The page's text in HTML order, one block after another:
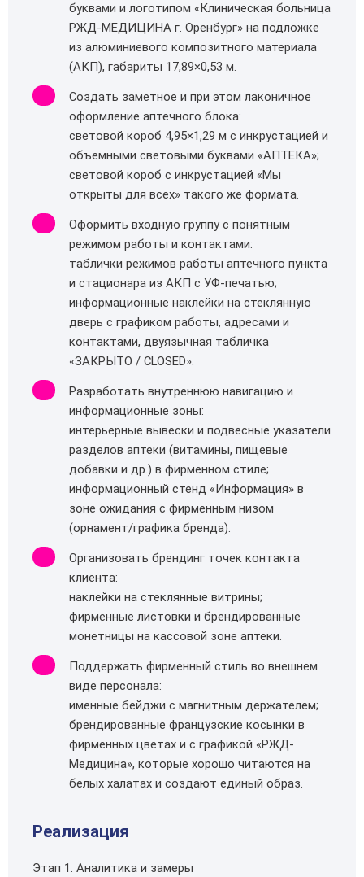
буквами и логотипом «Клиническая больница
РЖД-МЕДИЦИНА г. Оренбург» на подложке
из алюминиевого композитного материала
(АКП), габариты 17,89×0,53 м.
Создать заметное и при этом лаконичное
оформление аптечного блока:
световой короб 4,95×1,29 м с инкрустацией и
объемными световыми буквами «АПТЕКА»;
световой короб с инкрустацией «Мы
открыты для всех» такого же формата.
Оформить входную группу с понятным
режимом работы и контактами:
таблички режимов работы аптечного пункта
и стационара из АКП с УФ‑печатью;
информационные наклейки на стеклянную
дверь с графиком работы, адресами и
контактами, двуязычная табличка
«ЗАКРЫТО / CLOSED».
Разработать внутреннюю навигацию и
информационные зоны:
интерьерные вывески и подвесные указатели
разделов аптеки (витамины, пищевые
добавки и др.) в фирменном стиле;
информационный стенд «Информация» в
зоне ожидания с фирменным низом
(орнамент/графика бренда).
Организовать брендинг точек контакта
клиента:
наклейки на стеклянные витрины;
фирменные листовки и брендированные
монетницы на кассовой зоне аптеки.
Поддержать фирменный стиль во внешнем
виде персонала:
именные бейджи с магнитным держателем;
брендированные французские косынки в
фирменных цветах и с графикой «РЖД-
Медицина», которые хорошо читаются на
белых халатах и создают единый образ.
Реализация
Этап 1. Аналитика и замеры